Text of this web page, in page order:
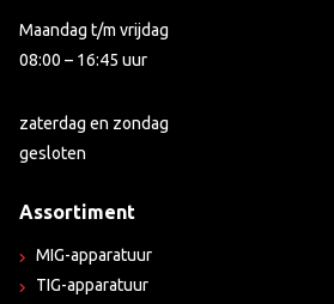
Maandag t/m vrijdag
08:00 – 16:45 uur
zaterdag en zondag
gesloten
Assortiment
MIG-apparatuur
TIG-apparatuur